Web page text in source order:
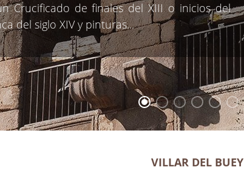
Crucificado de finales del XIII o inicios del
del siglo XIV y pinturas...
VILLAR DEL BUEY